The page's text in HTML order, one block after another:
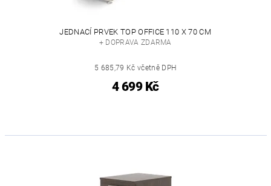
JEDNACÍ PRVEK TOP OFFICE 110 X 70 CM
+ DOPRAVA ZDARMA
5 685,79 Kč včetně DPH
4 699 Kč